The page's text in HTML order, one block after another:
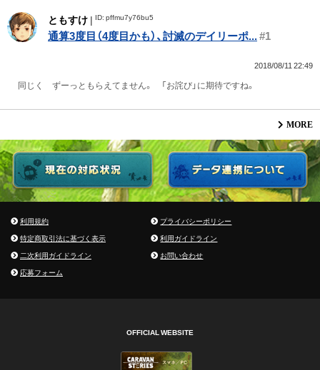
ともすけ | ID: pffmu7y76bu5
通算3度目（4度目かも）、討滅のデイリーポ...#1
2018/08/11 22:49
同じく ずーっともらえてません。 「お詫び」に期待ですね。
MORE
利用規約
プライバシーポリシー
特定商取引法に基づく表示
利用ガイドライン
二次利用ガイドライン
お問い合わせ
応募フォーム
OFFICIAL WEBSITE